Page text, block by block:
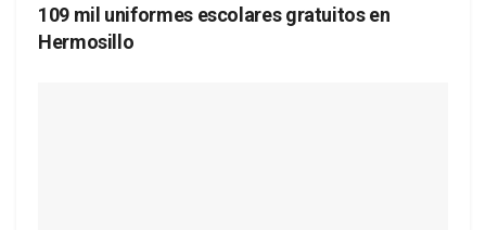
109 mil uniformes escolares gratuitos en
Hermosillo